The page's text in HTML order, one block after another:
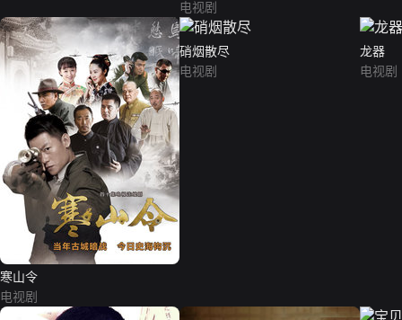
电视剧
寒山令
电视剧
硝烟散尽
电视剧
龙器
电视剧